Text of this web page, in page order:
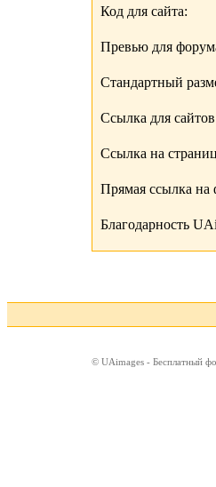
Код для сайта:
Превью для
Стандартный
Ссылка для
Ссылка на
Прямая ссылка на
Благодарность
© UAimages - Бесплатный